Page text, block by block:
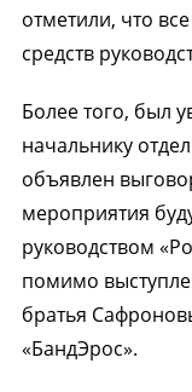
отметили, что
средств
Более того, был
начальнику
объявлен
мероприятия
руководством
помимо
братья
«БандЭрос».